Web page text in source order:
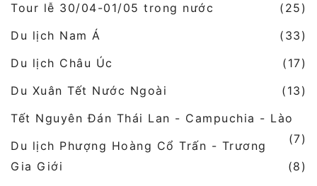
Tour lễ 30/04-01/05 trong nước
(25)
Du lịch Nam Á
(33)
Du lịch Châu Úc
(17)
Du Xuân Tết Nước Ngoài
(13)
Tết Nguyên Đán Thái Lan - Campuchia - Lào
(7)
Du lịch Phượng Hoàng Cổ Trấn - Trương
Gia Giới
(8)